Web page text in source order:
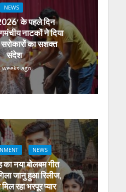
NEWS
के पहले दिन
नाटकों ने दिया
का सशक्त
संदेश
weeks ago
NEWS
का नया बोलबम गीत
जानु हुआ रिलीज,
रहा भरपूर प्यार